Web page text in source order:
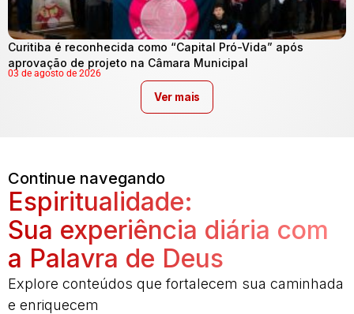
Curitiba é reconhecida como “Capital Pró-Vida” após
aprovação de projeto na Câmara Municipal
03 de agosto de 2026
Ver mais
Continue navegando
Espiritualidade:
Sua experiência diária com
a Palavra de Deus
Explore conteúdos que fortalecem sua caminhada
e enriquecem